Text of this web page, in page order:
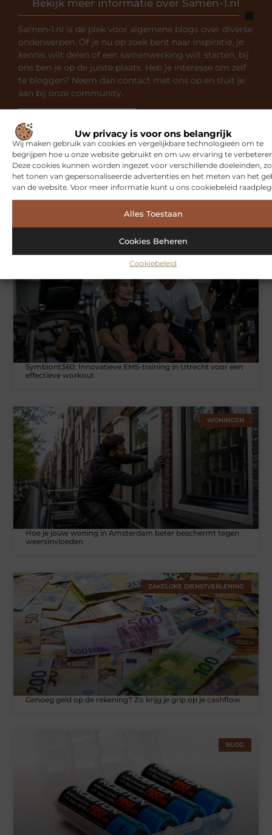
Uw privacy is voor ons belangrijk
Wij maken gebruik van cookies en vergelijkbare technologieën om te
begrijpen hoe u onze website gebruikt en om uw ervaring te
Deze cookies kunnen worden ingezet voor verschillende doeleinden,
het tonen van gepersonaliseerde advertenties en het meten van het
van de website. Voor meer informatie kunt u ons cookiebeleid
Alles Toestaan
Cookies Beheren
Cookiebeleid
Bekijk meer informatie over Samen-1.nl
Samen-1.nl is dé plek voor algemene blogs over diverse
onderwerpen. Of je nu op zoek bent naar inspiratie, je
kennis wilt delen of een samenwerking wilt starten, bij
ons ben je op de juiste plaats. Heb je interesse om zelf
te bloggen? Neem dan contact met ons op en sluit je
aan bij onze community.
Gerelateerde artikelen
mogelijk interesseren
SPORT
Symbiont360: Innovatieve EMS-training in Utrecht voor een
effectieve workout
WONINGEN
Hoe je jouw woning in Amsterdam beter beschermt tegen
weersinvloeden
ZAKELIJKE DIENSTVERLENING
Genoeg geld op de rekening? Zo krijg je grip op je cashflow
BLOG